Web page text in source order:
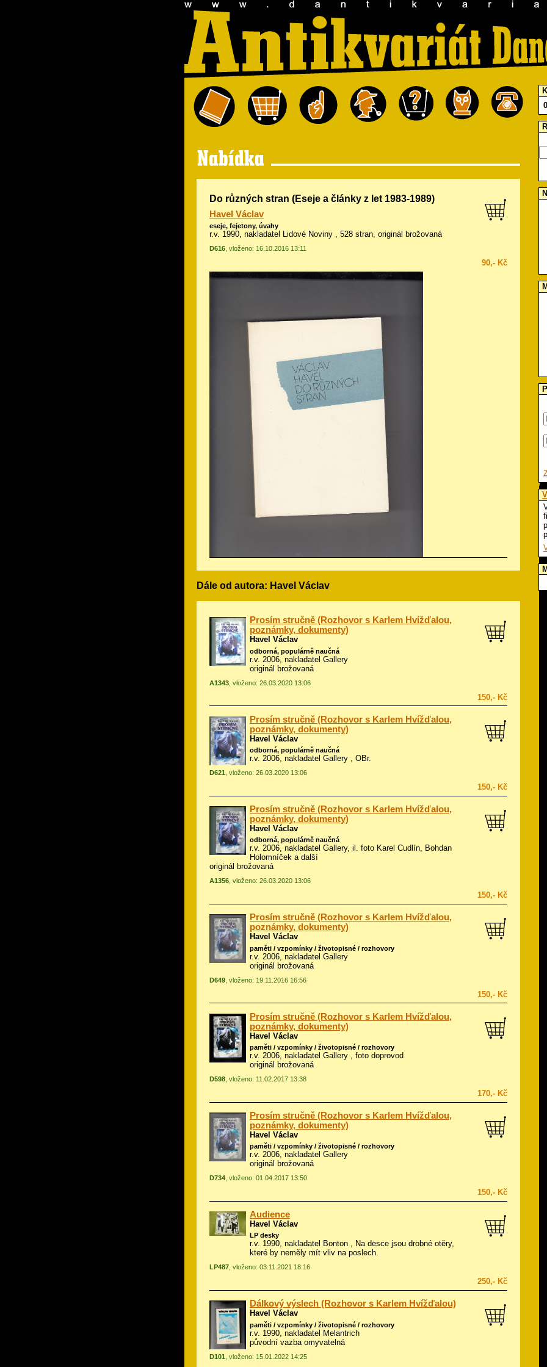
Do různých stran (Eseje a články z let 1983-1989)
Havel Václav
eseje, fejetony, úvahy
r.v. 1990, nakladatel Lidové Noviny , 528 stran, originál brožovaná
D616 , vloženo: 16.10.2016 13:11
90,- Kč
Dále od autora: Havel Václav
Prosím stručně (Rozhovor s Karlem Hvížďalou,
poznámky, dokumenty)
Havel Václav
odborná, populárně naučná
r.v. 2006, nakladatel Gallery
originál brožovaná
A1343 , vloženo: 26.03.2020 13:06
150,- Kč
Prosím stručně (Rozhovor s Karlem Hvížďalou,
poznámky, dokumenty)
Havel Václav
odborná, populárně naučná
r.v. 2006, nakladatel Gallery , OBr.
D621 , vloženo: 26.03.2020 13:06
150,- Kč
Prosím stručně (Rozhovor s Karlem Hvížďalou,
poznámky, dokumenty)
Havel Václav
odborná, populárně naučná
r.v. 2006, nakladatel Gallery, il. foto Karel Cudlín, Bohdan
Holomníček a další
originál brožovaná
A1356 , vloženo: 26.03.2020 13:06
150,- Kč
Prosím stručně (Rozhovor s Karlem Hvížďalou,
poznámky, dokumenty)
Havel Václav
paměti / vzpomínky / životopisné / rozhovory
r.v. 2006, nakladatel Gallery
originál brožovaná
D649 , vloženo: 19.11.2016 16:56
150,- Kč
Prosím stručně (Rozhovor s Karlem Hvížďalou,
poznámky, dokumenty)
Havel Václav
paměti / vzpomínky / životopisné / rozhovory
r.v. 2006, nakladatel Gallery , foto doprovod
originál brožovaná
D598 , vloženo: 11.02.2017 13:38
170,- Kč
Prosím stručně (Rozhovor s Karlem Hvížďalou,
poznámky, dokumenty)
Havel Václav
paměti / vzpomínky / životopisné / rozhovory
r.v. 2006, nakladatel Gallery
originál brožovaná
D734 , vloženo: 01.04.2017 13:50
150,- Kč
Audience
Havel Václav
LP desky
r.v. 1990, nakladatel Bonton , Na desce jsou drobné otěry,
které by neměly mít vliv na poslech.
LP487, vloženo: 03.11.2021 18:16
250,- Kč
Dálkový výslech (Rozhovor s Karlem Hvížďalou)
Havel Václav
paměti / vzpomínky / životopisné / rozhovory
r.v. 1990, nakladatel Melantrich
původní vazba omyvatelná
D101 , vloženo: 15.01.2022 14:25
0